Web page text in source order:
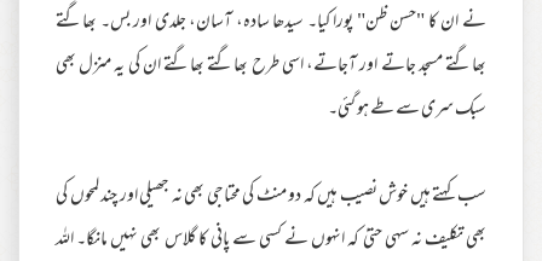
نے ان کا "حسن ظن" پورا کیا۔ سیدھا سادہ، آسان، جلدی اور بس۔ بھاگتے
بھاگتے مسجد جاتے اور آجاتے، اسی طرح بھاگتے بھاگتے ان کی یہ منزل بھی
سبک سری سے طے ہو گئی۔
سب کہتے ہیں خوش نصیب ہیں کہ دو منٹ کی محتاجی بھی نہ جھیلی اور چند لمحوں کی
بھی تکلیف نہ سہی حتیٰ کہ انہوں نے کسی سے پانی کا گلاس بھی نہیں مانگا۔ اللہ